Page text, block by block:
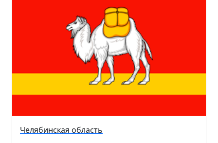
Челябинская область